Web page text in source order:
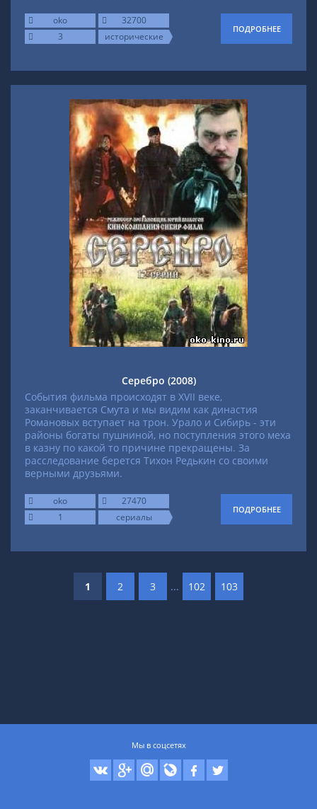
oko
32700
3
исторические
ПОДРОБНЕЕ
Серебро (2008)
События фильма происходят в XVII веке,
заканчивается Смута и мы видим как династия
Романовых вступает на трон. Урало и Сибирь - эти
районы богаты пушниной, но поступления этого меха
в казну по какой то причине прекращены. За
расследование берется Тихон Редькин со своими
верными друзьями.
oko
27470
1
сериалы
ПОДРОБНЕЕ
1 2 3 ... 102 103
Мы в соцсетях